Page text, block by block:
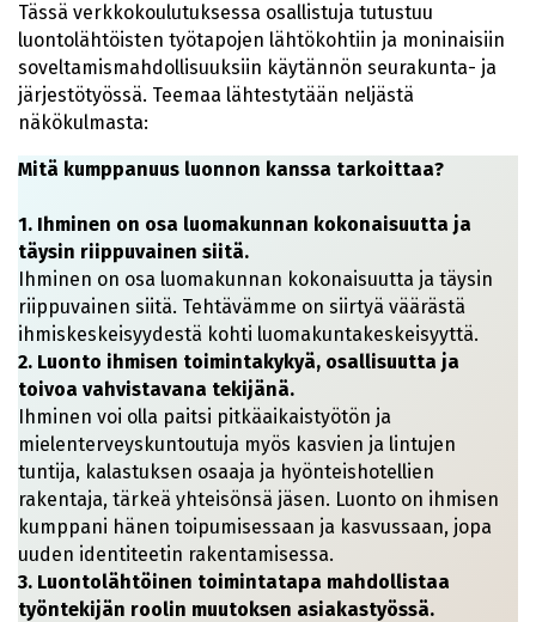
Tässä verkkokoulutuksessa osallistuja tutustuu
luontolähtöisten työtapojen lähtökohtiin ja moninaisiin
soveltamismahdollisuuksiin käytännön seurakunta- ja
järjestötyössä. Teemaa lähtestytään neljästä
näkökulmasta:
Mitä kumppanuus luonnon kanssa tarkoittaa?
1. Ihminen on osa luomakunnan kokonaisuutta ja
täysin riippuvainen siitä.
Ihminen on osa luomakunnan kokonaisuutta ja täysin
riippuvainen siitä. Tehtävämme on siirtyä väärästä
ihmiskeskeisyydestä kohti luomakuntakeskeisyyttä.
2. Luonto ihmisen toimintakykyä, osallisuutta ja
toivoa vahvistavana tekijänä.
Ihminen voi olla paitsi pitkäaikaistyötön ja
mielenterveyskuntoutuja myös kasvien ja lintujen
tuntija, kalastuksen osaaja ja hyönteishotellien
rakentaja, tärkeä yhteisönsä jäsen. Luonto on ihmisen
kumppani hänen toipumisessaan ja kasvussaan, jopa
uuden identiteetin rakentamisessa.
3. Luontolähtöinen toimintatapa mahdollistaa
työntekijän roolin muutoksen asiakastyössä.